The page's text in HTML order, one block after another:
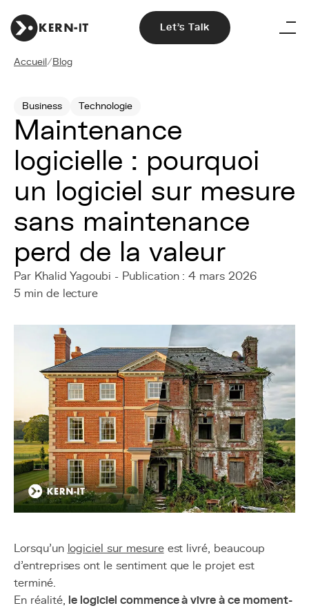
Let's Talk
Accueil/Blog
Business Technologie
Maintenance
logicielle : pourquoi
un logiciel sur mesure
sans maintenance
perd de la valeur
Par Khalid Yagoubi - Publication : 4 mars 2026
5 min de lecture
Lorsqu’un logiciel sur mesureest livré, beaucoup
d’entreprises ont le sentiment que le projet est
terminé.
En réalité, le logiciel commence à vivre à ce moment-